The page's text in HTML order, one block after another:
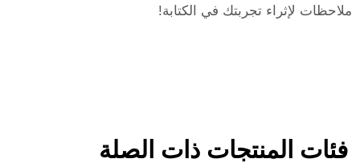
ملاحظات لإثراء تجربتك في الكتابة!
فئات المنتجات ذات الصلة